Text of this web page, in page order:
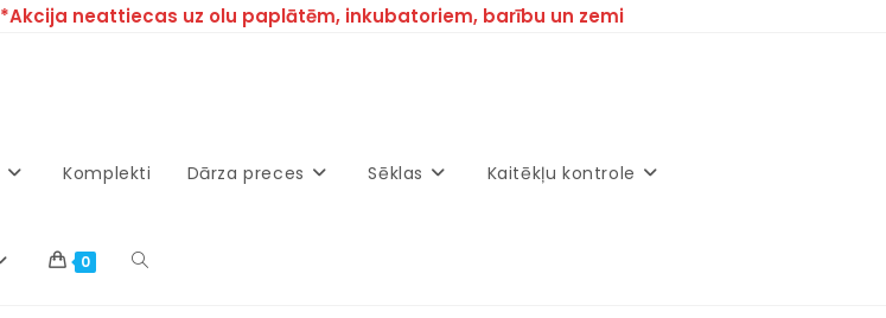
*Akcija neattiecas uz olu paplātēm, inkubatoriem, barību un zemi
Komplekti Dārza preces Sēklas Kaitēkļu kontrole
0